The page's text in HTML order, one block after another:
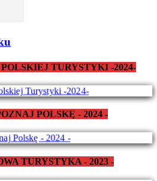
TURYSTYKI -2024-
POLSKĘ - 2024 -
TURYSTYKA - 2023 -